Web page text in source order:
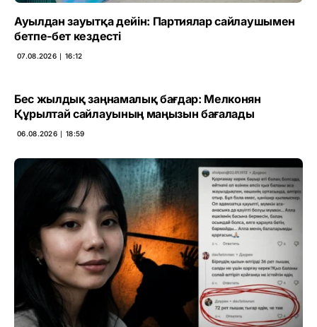
Ауылдан зауытқа дейін: Партиялар сайлаушымен
бетпе-бет кездесті
07.08.2026 ∣ 16:12
Бес жылдық заңнамалық бағдар: Мелконян
Құрылтай сайлауының маңызын бағалады
06.08.2026 ∣ 18:59